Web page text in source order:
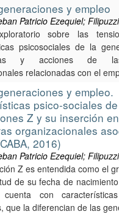
y empleo
Patricio Ezequiel;
sobre las
psicosociales de la
y acciones de
relacionadas con el
y empleo.
psico-sociales
Z y su inserción
organizacionales
2016)
Patricio Ezequiel;
Z es entendida como el
de su fecha de
cuenta con
que la diferencian de las